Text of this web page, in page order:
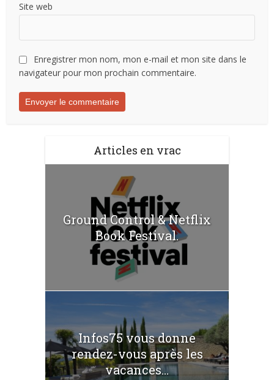
Site web
Enregistrer mon nom, mon e-mail et mon site dans le
navigateur pour mon prochain commentaire.
Articles en vrac
Ground Control & Netflix
Book Festival.
Infos75 vous donne
rendez-vous après les
vacances...